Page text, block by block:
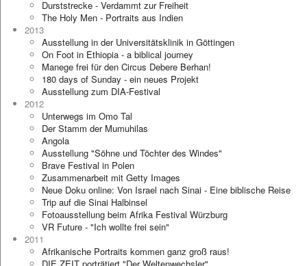
Durststrecke - Verdammt zur Freiheit
The Holy Men - Portraits aus Indien
2013
Ausstellung in der Universitätsklinik in Göttingen
On Foot in Ethiopia - a biblical journey
Manege frei für den Circus Debere Berhan!
180 days of Sunday - ein neues Projekt
Ausstellung zum DIA-Festival
2012
Unterwegs im Omo Tal
Der Stamm der Mumuhilas
Angola
Ausstellung "Söhne und Töchter des Windes"
Brave Festival in Polen
Zusammenarbeit mit Getty Images
Neue Doku online: Von Israel nach Sinai - Eine biblische Reise
Trip auf die Sinai Halbinsel
Fotoausstellung beim Afrika Festival Würzburg
VR Future - "Ich wollte frei sein"
2011
Afrikanische Portraits kommen ganz groß raus!